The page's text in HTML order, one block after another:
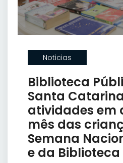
Noticias
Biblioteca
Santa
atividades em
mês das
Semana
e da Biblioteca